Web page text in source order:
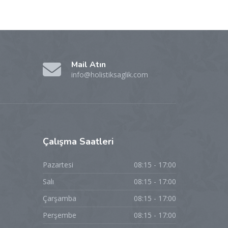
Mail Atın
info@holistiksaglik.com
Çalışma Saatleri
Pazartesi
08:15 - 17:00
Salı
08:15 - 17:00
Çarşamba
08:15 - 17:00
Perşembe
08:15 - 17:00